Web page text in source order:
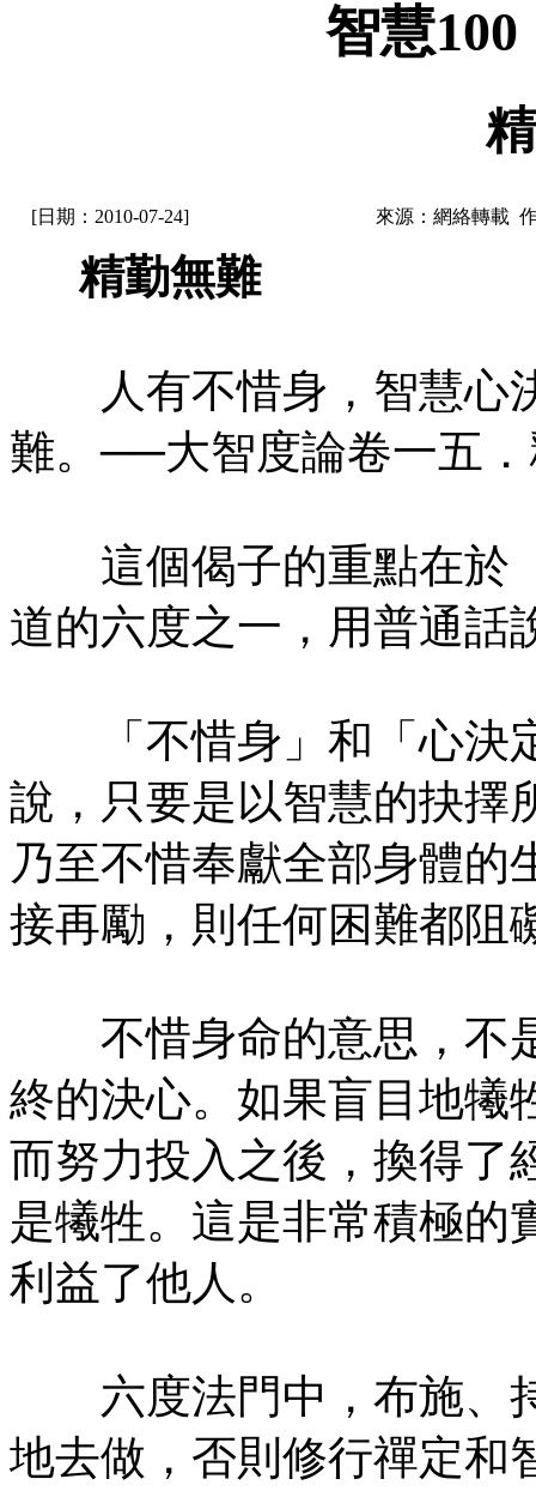
智慧
[日期：2010-07-24] 來源：網絡轉載
精勤無難
人有不惜身，智慧心
難。──大智度論卷一五
這個偈子的重點在於
道的六度之一，用普通話
「不惜身」和「心決
說，只要是以智慧的抉擇
乃至不惜奉獻全部身體的
接再勵，則任何困難都阻
不惜身命的意思，不
終的決心。如果盲目地犧
而努力投入之後，換得了
是犧牲。這是非常積極的
利益了他人。
六度法門中，布施、
地去做，否則修行禪定和